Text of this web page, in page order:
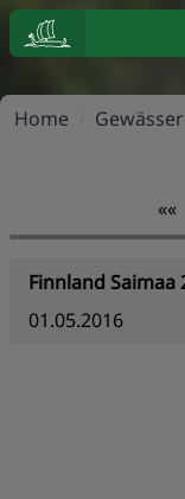
Home Gewässer
««
Finnland Saimaa
01.05.2016